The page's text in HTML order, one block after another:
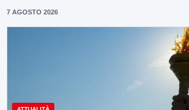
7 AGOSTO 2026